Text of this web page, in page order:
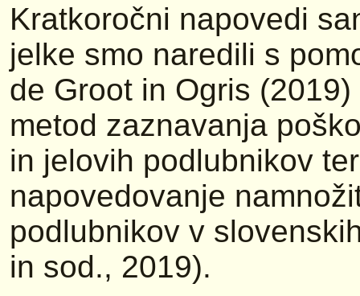
Kratkoročni napovedi
jelke smo naredili s
de Groot in Ogris
metod zaznavanja
in jelovih podlubnikov
napovedovanje
podlubnikov v
in sod., 2019).